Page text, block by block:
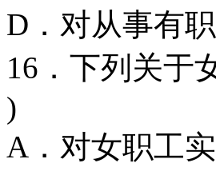
D．对从事有
16．下列关
)
A．对女职工